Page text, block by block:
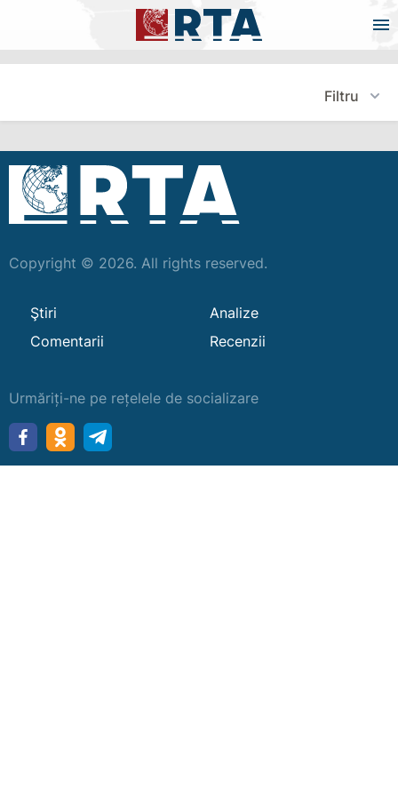
Filtru
Copyright © 2026. All rights reserved.
Ştiri
Analize
Comentarii
Recenzii
Urmăriți-ne pe rețelele de socializare